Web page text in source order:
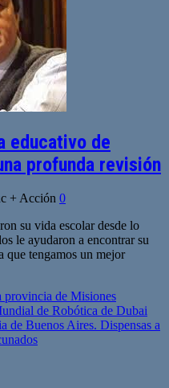
educativo de
profunda revisión
+ Acción 0
su vida escolar desde lo
le ayudaron a encontrar su
que tengamos un mejor